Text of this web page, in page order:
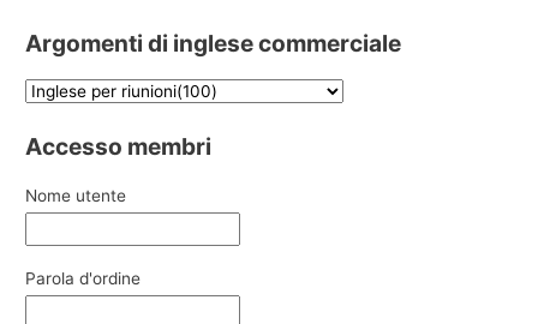
Argomenti di inglese commerciale
Accesso membri
Nome utente
Parola d'ordine